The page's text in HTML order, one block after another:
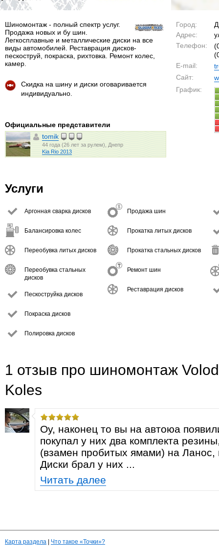
Город:
Адрес:
Телефон:
E-mail:
Сайт:
График:
Шиномонтаж - полный спектр услуг.
Продажа новых и бу шин.
Легкосплавные и металлические диски на все
виды автомобилей. Реставрация дисков-
пескоструй, покраска, рихтовка. Ремонт колес,
камер.
Скидка на шину и диски оговаривается
индивидуально.
Официальные представители
tomik
44 года (26 лет за рулем), Днепр
Kia Rio 2013
Услуги
Аргонная сварка дисков
Балансировка колес
Переобувка литых дисков
Переобувка стальных
дисков
Пескоструйка дисков
Покраска дисков
Полировка дисков
Продажа шин
Прокатка литых дисков
Прокатка стальных дисков
Ремонт шин
Реставрация дисков
1 отзыв про шиномонтаж
Koles
Оу, наконец то вы на автоюа
покупал у них два комплекта
(взамен пробитых ямами) на Ланос,
Диски брал у них ...
Читать далее
Карта раздела | Что такое «Точки»?